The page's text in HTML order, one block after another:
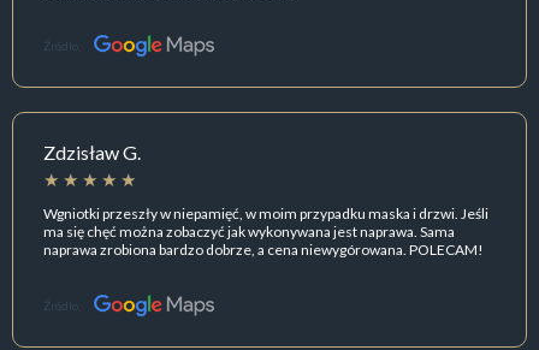
Źródło:
Zdzisław G.
Wgniotki przeszły w niepamięć, w moim przypadku maska i drzwi. Jeśli
ma się chęć można zobaczyć jak wykonywana jest naprawa. Sama
naprawa zrobiona bardzo dobrze, a cena niewygórowana. POLECAM!
Źródło: